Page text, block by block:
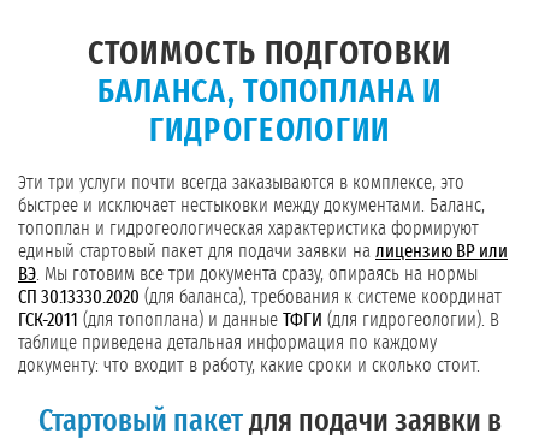
СТОИМОСТЬ ПОДГОТОВКИ
БАЛАНСА, ТОПОПЛАНА И
ГИДРОГЕОЛОГИИ
Эти три услуги почти всегда заказываются в комплексе, это
быстрее и исключает нестыковки между документами. Баланс,
топоплан и гидрогеологическая характеристика формируют
единый стартовый пакет для подачи заявки на лицензию ВР или
ВЭ . Мы готовим все три документа сразу, опираясь на нормы
СП 30.13330.2020 (для баланса), требования к системе координат
ГСК-2011 (для топоплана) и данные ТФГИ (для гидрогеологии). В
таблице приведена детальная информация по каждому
документу: что входит в работу, какие сроки и сколько стоит.
Стартовый пакетдля подачи заявки в